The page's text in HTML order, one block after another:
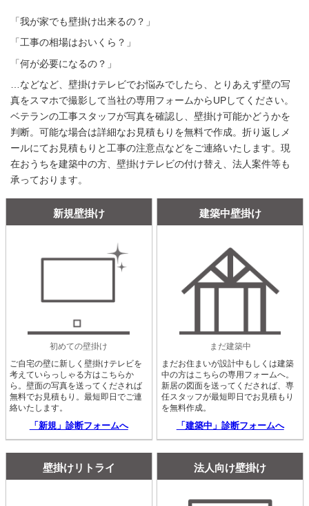
「我が家でも壁掛け出来るの？」
「工事の相場はおいくら？」
「何が必要になるの？」
…などなど、壁掛けテレビでお悩みでしたら、とりあえず壁の写
真をスマホで撮影して当社の専用フォームからUPしてください。
ベテランの工事スタッフが写真を確認し、壁掛け可能かどうかを
判断。可能な場合は詳細なお見積もりを無料で作成。折り返しメ
ールにてお見積もりと工事の注意点などをご連絡いたします。現
在おうちを建築中の方、壁掛けテレビの付け替え、法人案件等も
承っております。
新規壁掛け
初めての壁掛け
ご自宅の壁に新しく壁掛けテレビを
考えていらっしゃる方はこちらか
ら。壁面の写真を送ってくだされば
無料でお見積もり。最短即日でご連
絡いたします。
「新規」診断フォームへ
建築中壁掛け
まだ建築中
まだお住まいが設計中もしくは建築
中の方はこちらの専用フォームへ。
新居の図面を送ってくだされば、専
任スタッフが最短即日でお見積もり
を無料作成。
「建築中」診断フォームへ
壁掛けリトライ 法人向け壁掛け